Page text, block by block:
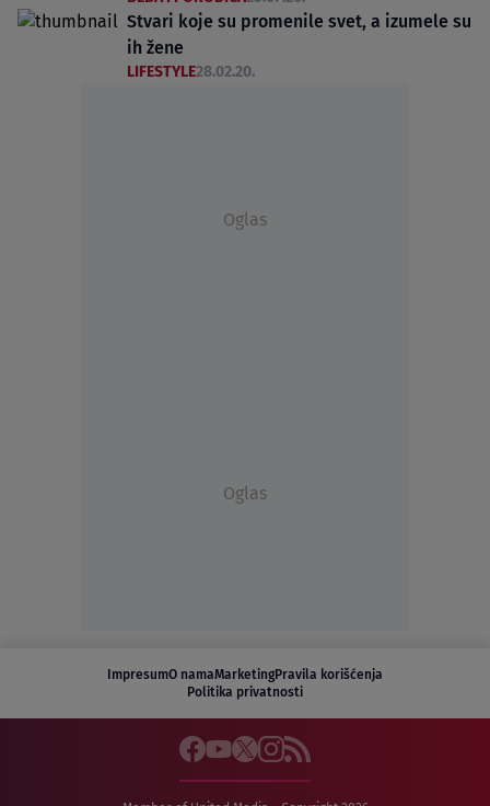
Stvari koje su promenile svet, a izumele su
ih žene
LIFESTYLE28.02.20.
Oglas
Oglas
ImpresumO namaMarketingPravila korišćenja
Politika privatnosti